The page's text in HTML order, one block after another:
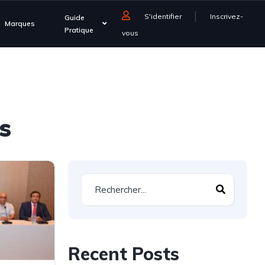
Marques
Guide
Pratique
S'identifier
Inscrivez-
vous
Recent Posts